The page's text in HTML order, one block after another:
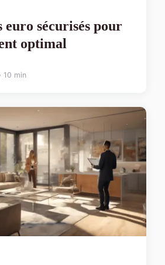
euro sécurisés pour
optimal
10 min